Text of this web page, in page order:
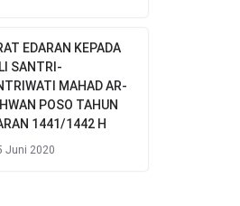
EDARAN KEPADA
SANTRI-
MAHAD AR-
POSO TAHUN
1441/1442 H
Juni 2020